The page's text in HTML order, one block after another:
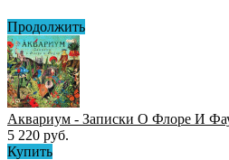
Продолжить
Аквариум - Записки О Флоре И
5 220 руб.
Купить